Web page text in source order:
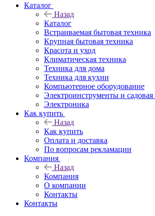
Каталог
Назад
Каталог
Встраиваемая бытовая техника
Крупная бытовая техника
Красота и уход
Климатическая техника
Техника для дома
Техника для кухни
Компьютерное оборудование
Электроинструменты и садовая
Электроника
Как купить
Назад
Как купить
Оплата и доставка
По вопросам рекламации
Компания
Назад
Компания
О компании
Контакты
Контакты